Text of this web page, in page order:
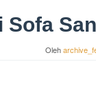
Sofa
Oleh